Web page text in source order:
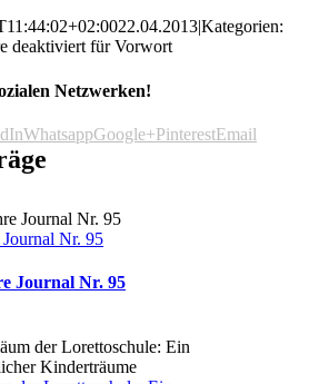
22.04.2013|Kategorien:
deaktiviertfür Vorwort
Netzwerken!
WhatsappGoogle+PinterestEmail
Nr. 95
Journal Nr. 95